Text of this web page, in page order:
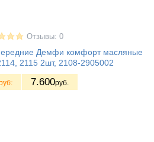
Отзывы: 0
Демфи комфорт масляные
2115 2шт, 2108-2905002
7.600руб.